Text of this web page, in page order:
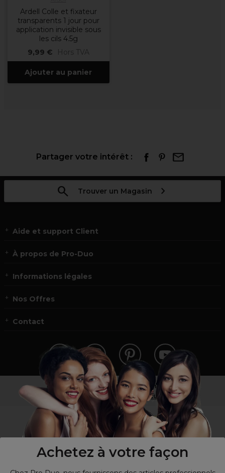
Achetez à votre façon
Ardell Colle et fixateur
transparents 1 jour pour
application invisible sous
les cils 4.5g
9,99 €
Hors TVA
Ajouter au panier
Partager votre intérêt :
Trouver un Magasin
Aide et support Client
À propos de Pro-Duo
Informations légales
Nos Offres
Contact
Vous n’êtes pas un professionnel ?
Visitez notre site pour les particuliers!